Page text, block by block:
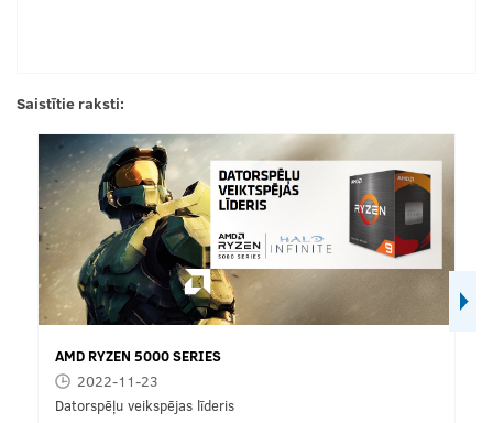
Saistītie raksti:
AMD RYZEN 5000 SERIES
2022-11-23
Datorspēļu veikspējas līderis